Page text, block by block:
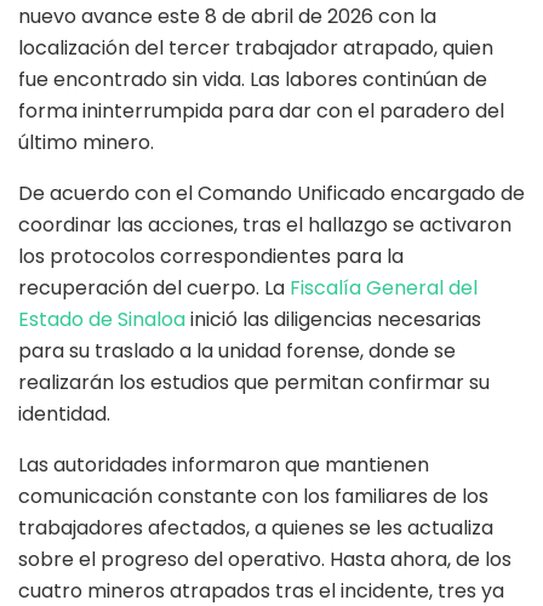
nuevo avance este 8 de abril de 2026 con la
localización del tercer trabajador atrapado, quien
fue encontrado sin vida. Las labores continúan de
forma ininterrumpida para dar con el paradero del
último minero.
De acuerdo con el Comando Unificado encargado de
coordinar las acciones, tras el hallazgo se activaron
los protocolos correspondientes para la
recuperación del cuerpo. La Fiscalía General del
Estado de Sinaloainició las diligencias necesarias
para su traslado a la unidad forense, donde se
realizarán los estudios que permitan confirmar su
identidad.
Las autoridades informaron que mantienen
comunicación constante con los familiares de los
trabajadores afectados, a quienes se les actualiza
sobre el progreso del operativo. Hasta ahora, de los
cuatro mineros atrapados tras el incidente, tres ya